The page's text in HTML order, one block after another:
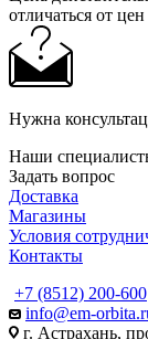
отличаться от
Нужна
Наши
Задать вопрос
Доставка
Магазины
Условия
Контакты
+7 (8512) 200-600
info@em-
г. Астрахань,